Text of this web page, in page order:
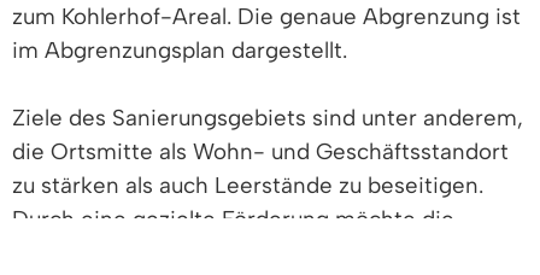
zum Kohlerhof-Areal. Die genaue Abgrenzung ist
im Abgrenzungsplan dargestellt.
Ziele des Sanierungsgebiets sind unter anderem,
die Ortsmitte als Wohn- und Geschäftsstandort
zu stärken als auch Leerstände zu beseitigen.
Durch eine gezielte Förderung möchte die